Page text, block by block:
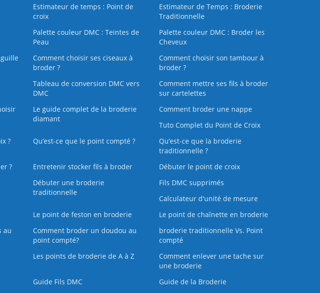
Estimateur de temps : Point de
croix
Estimateur de Temps : Broderie
Traditionnelle
Palette couleur DMC : Teintes de
Peau
Palette couleur DMC : Broder les
Cheveux
Comment choisir ses ciseaux à
broder ?
Comment choisir son tambour à
broder ?
Tableau de conversion DMC vers
DMC
Comment mettre ses fils à broder
sur cartelettes
Le guide complet de la broderie
diamant
Comment broder une nappe
Tuto Complet du Point de Croix
?
Qu’est-ce que le point compté ?
Qu’est-ce que la broderie
traditionnelle ?
?
Entretenir stocker fils à broder
Débuter le point de croix
Débuter une broderie
traditionnelle
Fils DMC supprimés
Calculateur d'unité de mesure
Le point de feston en broderie
Le point de chaînette en broderie
au
Comment broder un doudou au
point compté?
broderie traditionnelle Vs. Point
compté
Les points de broderie de A à Z
Comment enlever une tache sur
une broderie
Guide Fils DMC Guide de la Broderie